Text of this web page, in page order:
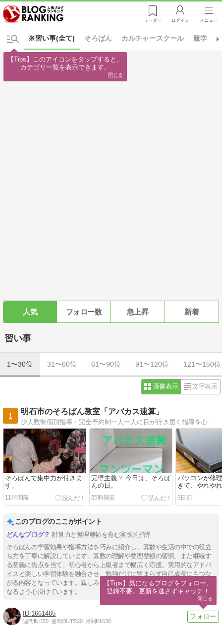
リーダー ログイン メニュー
※習い事(全て) ※
そろばん カルチャースクール 親学
人気 フォロー数 急上昇 新着
習い事
1〜30位 31〜60位 61〜90位 91〜120位 121〜150位
画像表示 文字表示
1
明石市のそろばん教室「アバカス速算」
少人数制個別指導・完全予約制一人一人に目が行き届く指導を心がけています。読み方は「あばかすそくさん」です。英語でそろばんのことを「アバカス」と言います。子供は…
そろばんで集中力が付きま
す。
11時間前
完璧主義？ 今日は、そろば
んの日。
35時間前
パソコンが修
きて、やれや
3日前
このブログのここがポイント
計算力と整理整頓を育む実践的指導
そろばんの学習効果や指導方法を巧みに紹介し、算数や生活の中での役立
ち方を丁寧に解説しています。算数の理解や整理整頓の習慣、また継続す
る意義に焦点を当て、初心者から上級者まで幅広く応援。実用的なアドバ
イスと楽しい学習体験を融合させ、勉強だけに留まらず自己成長にもつな
がる内容となっています。親しみやすくも確かな情報で、学びの原動力と
なるよう心掛けています。
1661465
週間IN:150 週間OUT:520 月間IN:630
【Tips】このアイコンをタップすると、
カテゴリ一覧を表示できます。
閉じる
【Tips】気になるブログをフォロー。
登録不要。更新を逃さずキャッチ！
閉じる